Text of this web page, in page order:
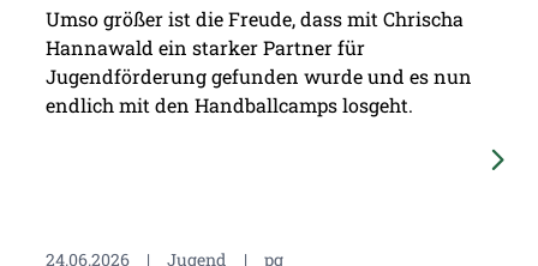
Umso größer ist die Freude, dass mit Chrischa
Hannawald ein starker Partner für
Jugendförderung gefunden wurde und es nun
endlich mit den Handballcamps losgeht.
24.06.2026 | Jugend | pg